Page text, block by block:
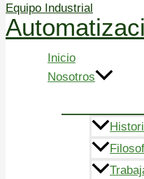
Inicio
Nosotros